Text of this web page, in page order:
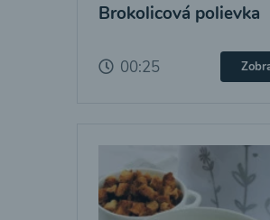
Brokolicová polievka
00:25